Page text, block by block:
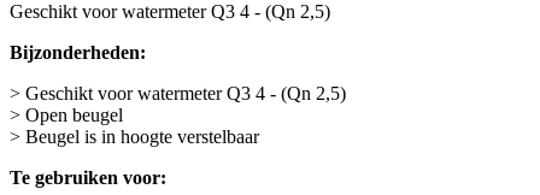
Geschikt voor watermeter Q3 4 - (Qn 2,5)
Bijzonderheden:
> Geschikt voor watermeter Q3 4 - (Qn 2,5)
> Open beugel
> Beugel is in hoogte verstelbaar
Te gebruiken voor: